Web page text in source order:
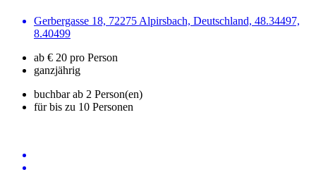
Gerbergasse 18, 72275 Alpirsbach, Deutschland, 48.34497,
8.40499
ab € 20 pro Person
ganzjährig
buchbar ab 2 Person(en)
für bis zu 10 Personen